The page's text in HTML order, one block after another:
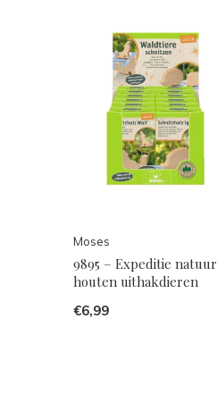
Moses
9895 – Expeditie natuur
houten uithakdieren
€6,99